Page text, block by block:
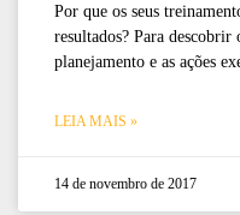
Por que os seus
resultados? Para
planejamento e as ações
LEIA MAIS »
14 de novembro de 2017